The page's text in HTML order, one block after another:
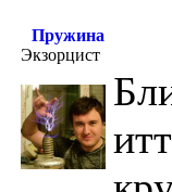
Пружина
Экзорцист